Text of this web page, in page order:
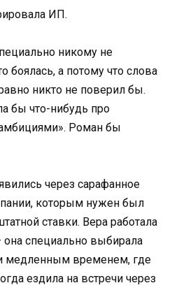
ИП.
никому не
боялась, а потому что слова
никто не поверил бы.
бы что-нибудь про
Роман бы
через сарафанное
которым нужен был
ставки. Вера работала
специально выбирала
медленным временем, где
ездила на встречи через